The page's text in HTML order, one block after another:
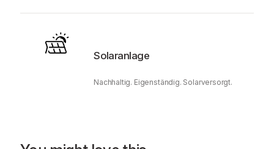
Solaranlage
Nachhaltig. Eigenständig. Solarversorgt.